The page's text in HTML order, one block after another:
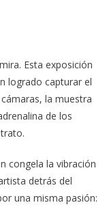
Esta exposición
logrado capturar el
la muestra
de los
congela la vibración
detrás del
una misma pasión: